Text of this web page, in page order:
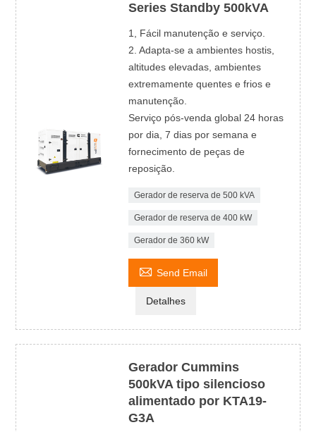
Series Standby 500kVA
1, Fácil manutenção e serviço.
2. Adapta-se a ambientes hostis,
altitudes elevadas, ambientes
extremamente quentes e frios e
manutenção.
Serviço pós-venda global 24 horas
por dia, 7 dias por semana e
fornecimento de peças de
reposição.
Gerador de reserva de 500 kVA
Gerador de reserva de 400 kW
Gerador de 360 ​​kW
 Send Email
Detalhes
Gerador Cummins
500kVA tipo silencioso
alimentado por KTA19-
G3A